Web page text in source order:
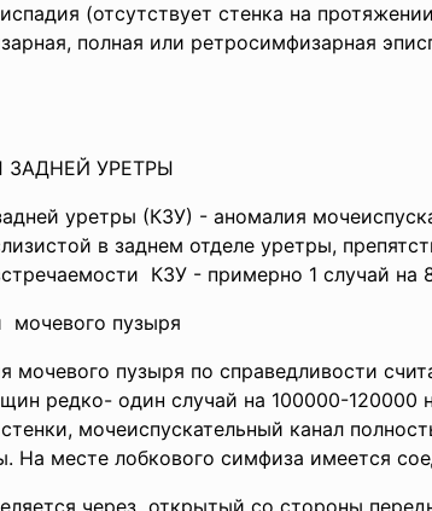
(отсутствует стенка на
полная или ретросимфизарная
ЗАДНЕЙ УРЕТРЫ
уретры (КЗУ) - аномалия
в заднем отделе уретры,
КЗУ - примерно 1 случай на
мочевого пузыря
мочевого пузыря по справедливости
редко- один случай на 100000-
мочеиспускательный канал
На месте лобкового симфиза имеется
через открытый со стороны